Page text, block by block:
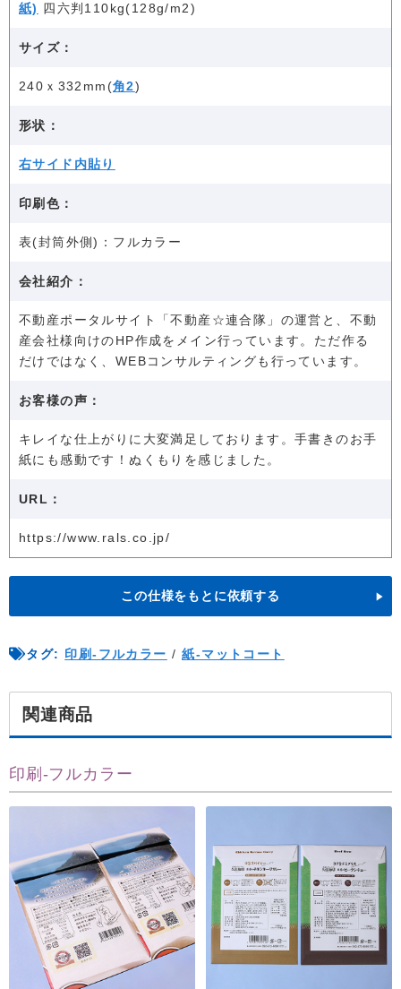
紙) 四六判110kg(128g/m2)
サイズ：
240ｘ332mm(角2)
形状：
右サイド内貼り
印刷色：
表(封筒外側)：フルカラー
会社紹介：
不動産ポータルサイト「不動産☆連合隊」の運営と、不動
産会社様向けのHP作成をメイン行っています。ただ作る
だけではなく、WEBコンサルティングも行っています。
お客様の声：
キレイな仕上がりに大変満足しております。手書きのお手
紙にも感動です！ぬくもりを感じました。
URL：
https://www.rals.co.jp/
この仕様をもとに依頼する
タグ: 印刷-フルカラー /紙-マットコート
関連商品
印刷-フルカラー